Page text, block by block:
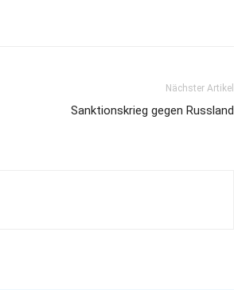
Nächster Artikel
Sanktionskrieg gegen Russland